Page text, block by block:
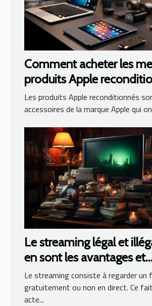
Comment acheter les
produits Apple
Les produits Apple reconditionnés
accessoires de la marque Apple qui
Le streaming légal et
en sont les avantages et
inconvénients ?
Le streaming consiste à regarder un
gratuitement ou non en direct. Ce
acte...